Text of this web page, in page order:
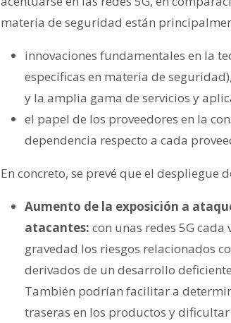
materia de seguridad están
innovaciones fundamentales en la
específicas en materia de
y la amplia gama de servicios y
el papel de los proveedores en la
dependencia respecto a cada
En concreto, se prevé que el despliegue
Aumento de la exposición a
atacantes: con unas redes 5G
gravedad los riesgos relacionados
derivados de un desarrollo
También podrían facilitar a
traseras en los productos y dificultar